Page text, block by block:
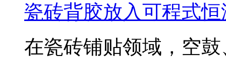
瓷砖背胶放入可程式恒
在瓷砖铺贴领域，空